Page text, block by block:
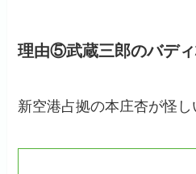
理由⑤武蔵三郎のバデ
新空港占拠の本庄杏が怪し